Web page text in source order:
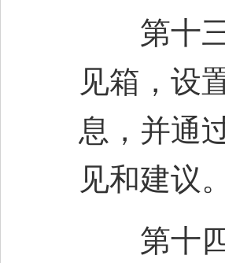
第十三
见箱，设
息，并通
见和建议。
第十四